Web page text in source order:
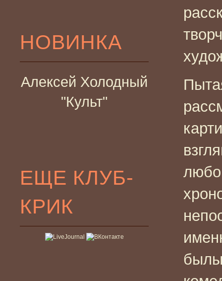
НОВИНКА
Алексей Холодный
"Культ"
ЕЩЕ КЛУБ-
КРИК